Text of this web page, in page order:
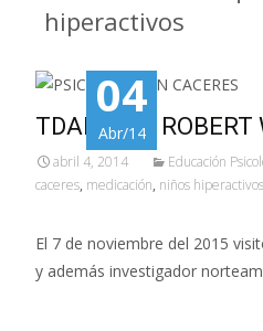
hiperactivos
04
Abr/14
TDAH CON ROBERT
abril 4, 2014 Educación
caceres, medicación, niños hiperactivos
El 7 de noviembre del 2015
y además investigador